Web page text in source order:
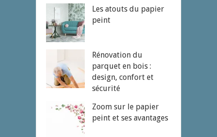
Les atouts du papier
peint
Rénovation du
parquet en bois :
design, confort et
sécurité
Zoom sur le papier
peint et ses avantages